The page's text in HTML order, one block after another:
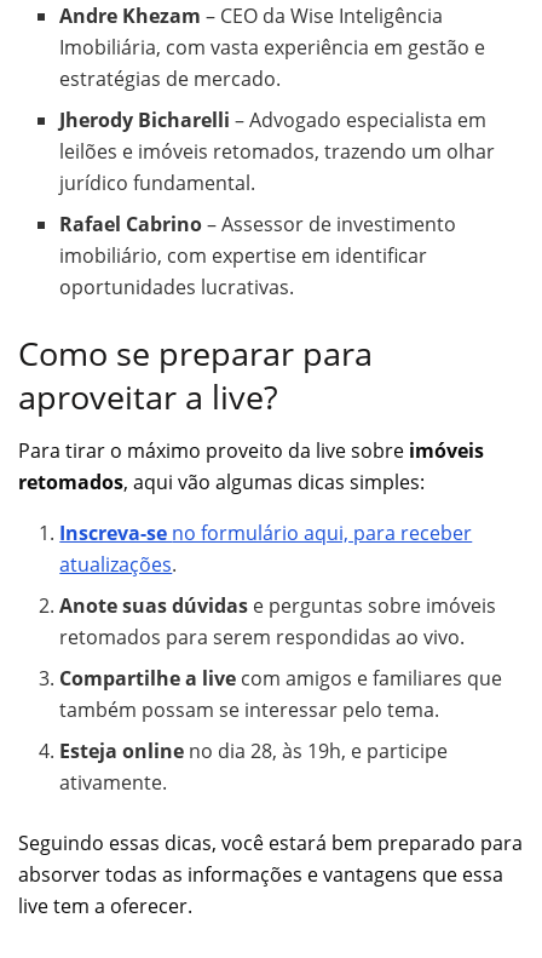
Andre Khezam – CEO da Wise Inteligência
Imobiliária, com vasta experiência em gestão e
estratégias de mercado.
Jherody Bicharelli – Advogado especialista em
leilões e imóveis retomados, trazendo um olhar
jurídico fundamental.
Rafael Cabrino– Assessor de investimento
imobiliário, com expertise em identificar
oportunidades lucrativas.
Como se preparar para
aproveitar a live?
Para tirar o máximo proveito da live sobre imóveis
retomados, aqui vão algumas dicas simples:
Inscreva-se no formulário aqui, para receber
atualizações.
Anote suas dúvidas e perguntas sobre imóveis
retomados para serem respondidas ao vivo.
Compartilhe a live com amigos e familiares que
também possam se interessar pelo tema.
Esteja online no dia 28, às 19h, e participe
ativamente.
Seguindo essas dicas, você estará bem preparado para
absorver todas as informações e vantagens que essa
live tem a oferecer.